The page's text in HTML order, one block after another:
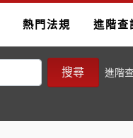
熱門法規 進階查
搜尋 進階